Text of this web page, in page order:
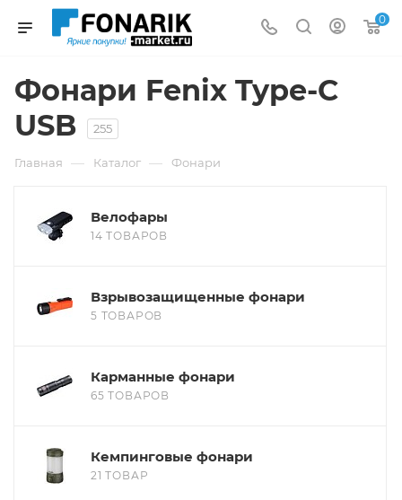
0
Фонари Fenix Type-C
USB
255
Главная — Каталог — Фонари
Велофары
14 ТОВАРОВ
Взрывозащищенные фонари
5 ТОВАРОВ
Карманные фонари
65 ТОВАРОВ
Кемпинговые фонари
21 ТОВАР